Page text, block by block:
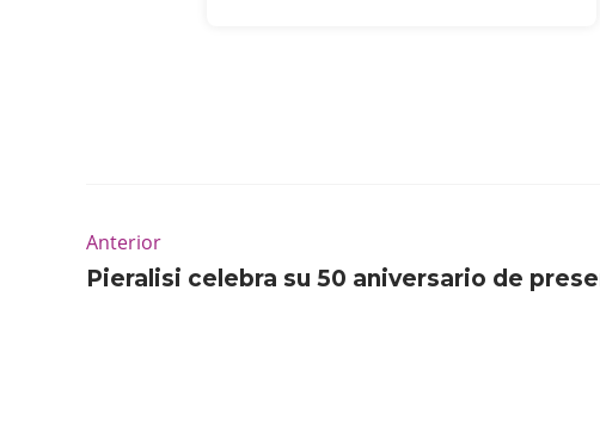
Anterior
Pieralisi celebra su 50 aniversario de